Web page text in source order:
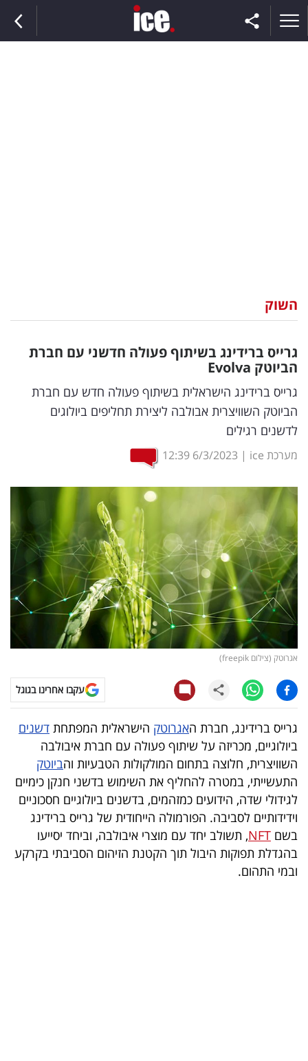
וצרכנות
דיגיטל
וטק
שיווק
ופרסום
מדדים
ומחקרים
דעות
רכילות
עסקית
קריפטו
ויראלי
טלוויזיה
עסקי
ספורט
קריירה
ולימודים
מינויים
השוק
גרייס ברידינג בשיתוף פעולה חדשני עם חברת
הביוטק Evolva
גרייס ברידינג הישראלית בשיתוף פעולה חדש עם חברת
הביוטק השוויצרית אבולבה ליצירת תחליפים ביולוגים
לדשנים רגילים
מערכת ice |
6/3/2023
12:39
אגרוטק (צילום freepik)
עקבו אחרינו בגוגל
גרייס ברידינג, חברת האגרוטק הישראלית המפתחת דשנים
ביולוגיים, מכריזה על שיתוף פעולה עם חברת איבולבה
השוויצרית, חלוצה בתחום המולקולות הטבעיות והביוטק
התעשייתי, במטרה להחליף את השימוש בדשני חנקן כימיים
לגידולי שדה, הידועים כמזהמים, בדשנים ביולוגיים חסכוניים
וידידותיים לסביבה. הפורמולה הייחודית של גרייס ברידינג
בשם NFT, תשולב יחד עם מוצרי איבולבה, וביחד יסייעו
בהגדלת תפוקות היבול תוך הקטנת הזיהום הסביבתי בקרקע
ובמי התהום.